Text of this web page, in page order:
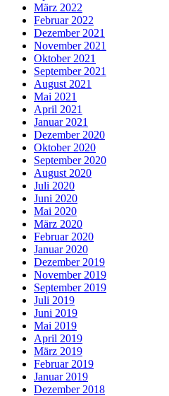
März 2022
Februar 2022
Dezember 2021
November 2021
Oktober 2021
September 2021
August 2021
Mai 2021
April 2021
Januar 2021
Dezember 2020
Oktober 2020
September 2020
August 2020
Juli 2020
Juni 2020
Mai 2020
März 2020
Februar 2020
Januar 2020
Dezember 2019
November 2019
September 2019
Juli 2019
Juni 2019
Mai 2019
April 2019
März 2019
Februar 2019
Januar 2019
Dezember 2018